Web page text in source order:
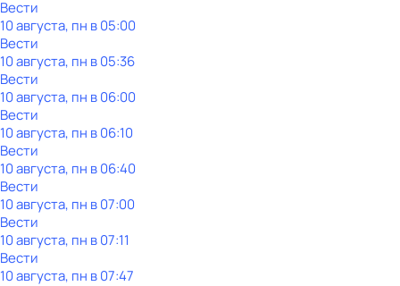
Вести
10 августа, пн в 05:00
Вести
10 августа, пн в 05:36
Вести
10 августа, пн в 06:00
Вести
10 августа, пн в 06:10
Вести
10 августа, пн в 06:40
Вести
10 августа, пн в 07:00
Вести
10 августа, пн в 07:11
Вести
10 августа, пн в 07:47